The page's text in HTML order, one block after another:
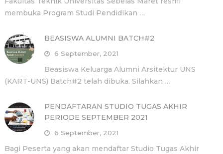
membuka Program Studi Pendidikan …
BEASISWA ALUMNI BATCH#2
6 September, 2021
Beasiswa Keluarga Alumni Arsitektur UNS
(KART-UNS) Batch#2 telah dibuka. Silahkan …
PENDAFTARAN STUDIO TUGAS AKHIR
PERIODE SEPTEMBER 2021
6 September, 2021
Bagi Peserta yang akan mendaftar Studio Tugas Akhir